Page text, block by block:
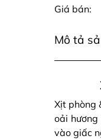
Giá bán:
Mô tả
Xịt phòng
oải
vào giấc